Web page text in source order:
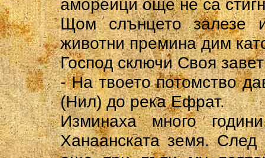
аморейци още не са
Щом слънцето залезе
животни премина дим
Господ сключи Своя
- На твоето потомство
(Нил) до река Ефрат.
Изминаха много
Ханаанската земя. След